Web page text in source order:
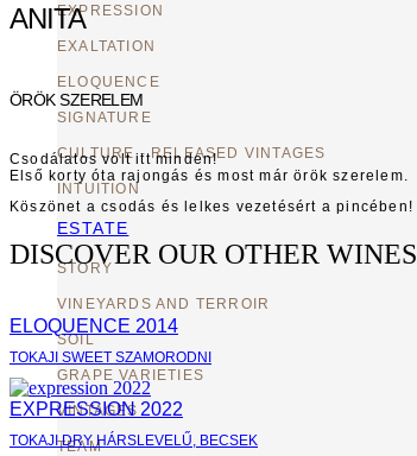
EXPRESSION
EXALTATION
ELOQUENCE
SIGNATURE
CULTURE - RELEASED VINTAGES
INTUITION
ESTATE
STORY
VINEYARDS AND TERROIR
SOIL
GRAPE VARIETIES
VINTAGES
TEAM
ANITA
ÖRÖK SZERELEM
Csodálatos volt itt minden!
Első korty óta rajongás és most már örök szerelem.
Köszönet a csodás és lelkes vezetésért a pincében!
DISCOVER OUR OTHER WINES
ELOQUENCE 2014
TOKAJI SWEET SZAMORODNI
EXPRESSION 2022
TOKAJI DRY HÁRSLEVELŰ, BECSEK